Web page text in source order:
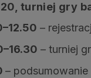
turniej gry
–
– turniej
– podsumowanie